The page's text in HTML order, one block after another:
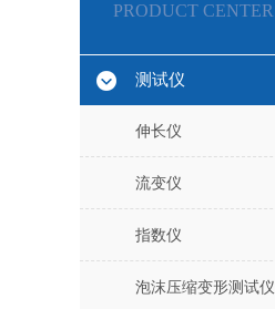
PRODUCT CENTER
测试仪
伸长仪
流变仪
指数仪
泡沫压缩变形测试仪